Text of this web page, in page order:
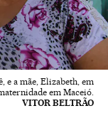
e a mãe, Elizabeth, em
em Maceió.
VITOR BELTRÃO